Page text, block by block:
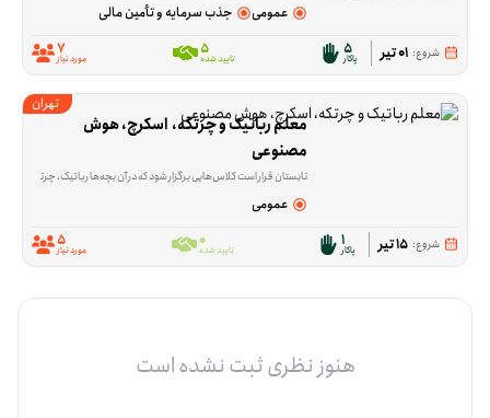
عمومی جذب سرمایه و تأمین مالی
شروع: 01 تیر 5
پاکار 5
تایید شده 7
مورد نیاز
تهران
مصنوعی
تابستان قرار است کلاس‌هایی برگزار شود که در آن بچه‌ها رباتیک، چرتکه، اسکرچ و هوش مصنوعی را به‌صورت جدی یاد بگیرند. در این فرصت، داوطلبی نیاز است که آموزش را فقط به
عمومی
شروع: 15 تیر 1پاکار 0
تایید شده 5
مورد نیاز
هنوز نظری ثبت نشده است